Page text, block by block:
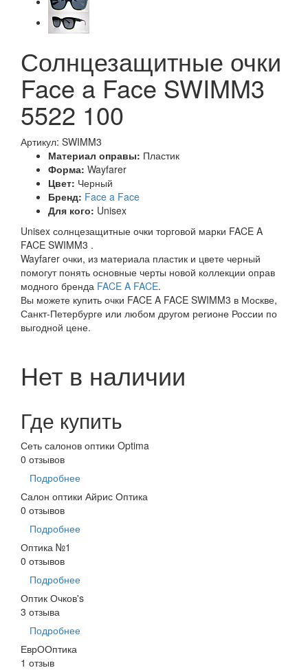
Солнцезащитные очки
Face a Face SWIMM3
5522 100
Артикул: SWIMM3
Материал оправы: Пластик
Форма: Wayfarer
Цвет: Черный
Бренд: Face a Face
Для кого: Unisex
Unisex солнцезащитные очки торговой марки FACE A
FACE SWIMM3 .
Wayfarer очки, из материала пластик и цвете черный
помогут понять основные черты новой коллекции оправ
модного бренда FACE A FACE.
Вы можете купить очки FACE A FACE SWIMM3 в Москве,
Санкт-Петербурге или любом другом регионе России по
выгодной цене.
Нет в наличии
Где купить
Сеть салонов оптики Optima
0 отзывов
Подробнее
Салон оптики Айрис Оптика
0 отзывов
Подробнее
Оптика №1
0 отзывов
Подробнее
Оптик Очков's
3 отзыва
Подробнее
ЕврООптика
1 отзыв